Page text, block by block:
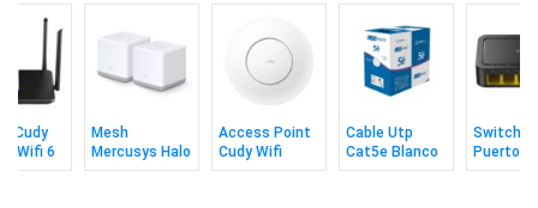
Cudy
Wifi 6
Doble
Mesh
Mercusys Halo
S3 (2 Pack)
Access Point
Cudy Wifi
Ac1200 Con
Cable Utp
Cat5e Blanco
305m MPT
Switch
Puertos
10/